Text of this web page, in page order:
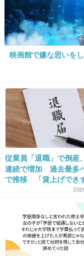
27. 匿名2017/01/30(月) 22:28:01
田園都市線の混
28. 匿名 2017/01/30(月) 22:28:23
マツコはキャラ
ダメなんだよ、
と思うよ
29. 匿名2017/01/30(月) 22:28:32
映画館で嫌な思いを
従業員「退職」で倒産
連続で増加 過去最多
で推移 「賃上げでき